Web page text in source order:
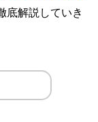
底解説していき